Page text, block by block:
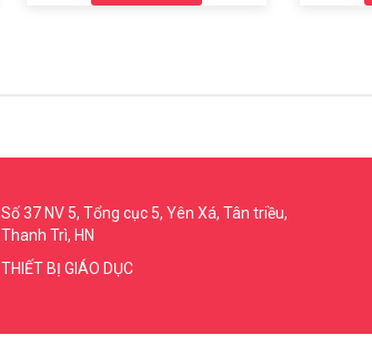
Số 37 NV 5, Tổng cục 5, Yên Xá, Tân triều,
Thanh Trì, HN
THIẾT BỊ GIÁO DỤC